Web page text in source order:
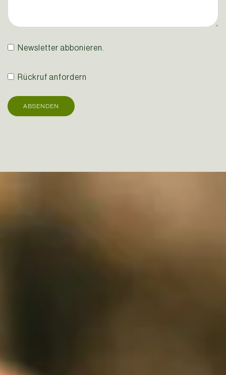
Newsletter abbonieren.
Rückruf anfordern
ABSENDEN